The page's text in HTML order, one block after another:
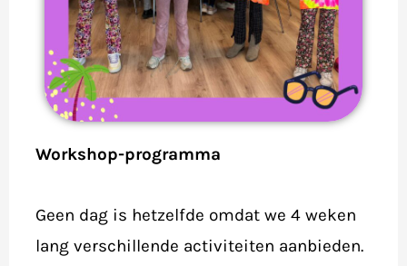
Workshop-programma
Geen dag is hetzelfde omdat we 4 weken
lang verschillende activiteiten aanbieden.